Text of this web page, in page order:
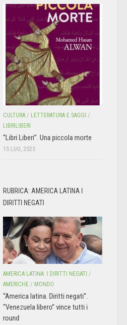
CULTURA / LETTERATURA E SAGGI /
LIBRILIBERI
“Libri Liberi”. Una piccola morte
15 LUG, 2025
RUBRICA: AMERICA LATINA I
DIRITTI NEGATI
AMERICA LATINA: I DIRITTI NEGATI /
AMERICHE / MONDO
“America latina. Diritti negati”.
“Venezuela libero” vince tutti i
round